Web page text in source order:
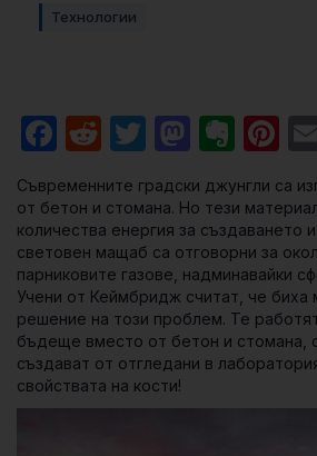
Технологии
Facebook
RedditTwitter
Съвременните градски джунгли са
от бетон и стомана. Но тези
количества енергия за създаването
световен мащаб са отговорни за
парниковите газове, надминавайки
Учени от Кеймбридж считат, че биха
решение на този проблем. Те
бъдеще вместо от бетон и стомана,
създават от отгледани в
свойствата на кости!